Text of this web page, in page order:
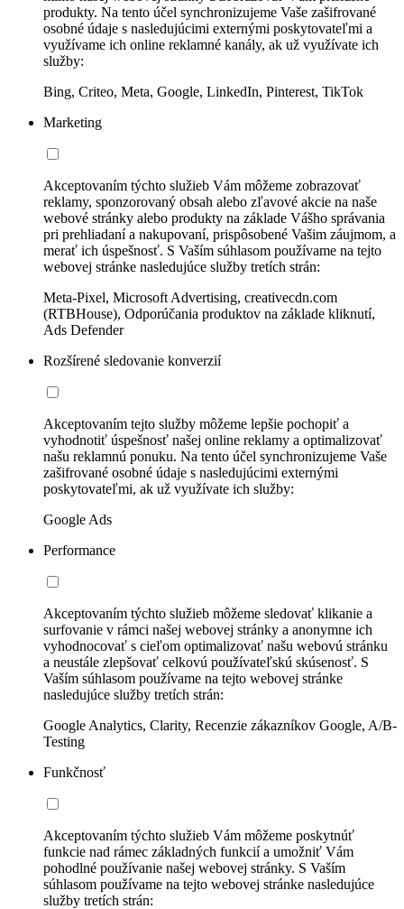
produkty. Na tento účel synchronizujeme Vaše zašifrované
osobné údaje s nasledujúcimi externými poskytovateľmi a
využívame ich online reklamné kanály, ak už využívate ich
služby:
Bing, Criteo, Meta, Google, LinkedIn, Pinterest, TikTok
Marketing
Akceptovaním týchto služieb Vám môžeme zobrazovať
reklamy, sponzorovaný obsah alebo zľavové akcie na naše
webové stránky alebo produkty na základe Vášho správania
pri prehliadaní a nakupovaní, prispôsobené Vašim záujmom, a
merať ich úspešnosť. S Vaším súhlasom používame na tejto
webovej stránke nasledujúce služby tretích strán:
Meta-Pixel, Microsoft Advertising, creativecdn.com
(RTBHouse), Odporúčania produktov na základe kliknutí,
Ads Defender
Rozšírené sledovanie konverzií
Akceptovaním tejto služby môžeme lepšie pochopiť a
vyhodnotiť úspešnosť našej online reklamy a optimalizovať
našu reklamnú ponuku. Na tento účel synchronizujeme Vaše
zašifrované osobné údaje s nasledujúcimi externými
poskytovateľmi, ak už využívate ich služby:
Google Ads
Performance
Akceptovaním týchto služieb môžeme sledovať klikanie a
surfovanie v rámci našej webovej stránky a anonymne ich
vyhodnocovať s cieľom optimalizovať našu webovú stránku
a neustále zlepšovať celkovú používateľskú skúsenosť. S
Vaším súhlasom používame na tejto webovej stránke
nasledujúce služby tretích strán:
Google Analytics, Clarity, Recenzie zákazníkov Google, A/B-
Testing
Funkčnosť
Akceptovaním týchto služieb Vám môžeme poskytnúť
funkcie nad rámec základných funkcií a umožniť Vám
pohodlné používanie našej webovej stránky. S Vaším
súhlasom používame na tejto webovej stránke nasledujúce
služby tretích strán: